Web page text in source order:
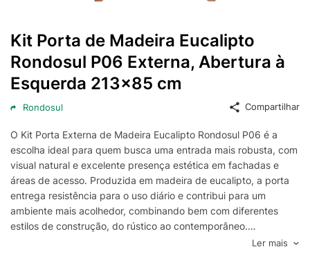
Kit Porta de Madeira Eucalipto
Rondosul P06 Externa, Abertura à
Esquerda 213x85 cm
Rondosul Compartilhar
O Kit Porta Externa de Madeira Eucalipto Rondosul P06 é a
escolha ideal para quem busca uma entrada mais robusta, com
visual natural e excelente presença estética em fachadas e
áreas de acesso. Produzida em madeira de eucalipto, a porta
entrega resistência para o uso diário e contribui para um
ambiente mais acolhedor, combinando bem com diferentes
estilos de construção, do rústico ao contemporâneo.
Com medida de 213x85 cm, este kit é indicado para vãos
Ler mais